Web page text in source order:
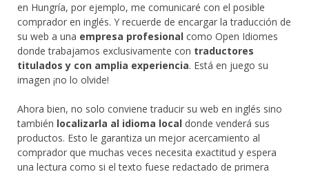
en Hungría, por ejemplo, me comunicaré con el posible
comprador en inglés. Y recuerde de encargar la traducción de
su web a una empresa profesional como Open Idiomes
donde trabajamos exclusivamente con traductores
titulados y con amplia experiencia. Está en juego su
imagen ¡no lo olvide!
Ahora bien, no solo conviene traducir su web en inglés sino
también localizarla al idioma local donde venderá sus
productos. Esto le garantiza un mejor acercamiento al
comprador que muchas veces necesita exactitud y espera
una lectura como si el texto fuese redactado de primera